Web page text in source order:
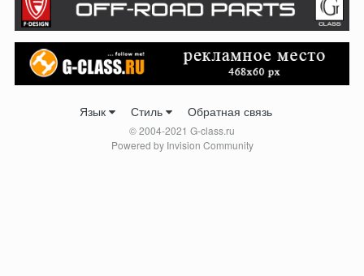
Язык Стиль Обратная связь
© 2004-2021 G-class.ru
Powered by Invision Community